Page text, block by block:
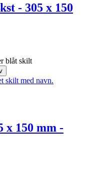
- 305 x 150
blåt skilt
x 150 mm -